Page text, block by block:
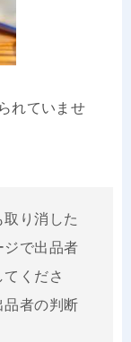
れていませ
り消した
ジで出品者
くださ
品者の判断